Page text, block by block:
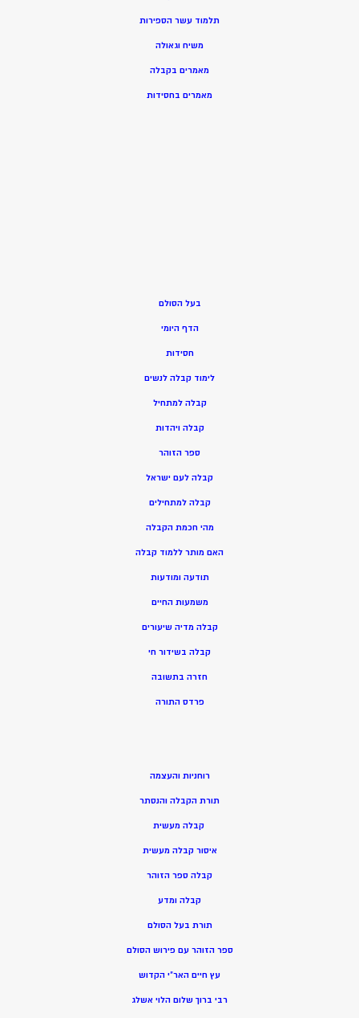
תלמוד עשר הספירות
משיח וגאולה
מאמרים בקבלה
מאמרים בחסידות
בעל הסולם
הדף היומי
חסידות
לימוד קבלה לנשים
קבלה למתחיל
קבלה ויהדות
ספר הזוהר
קבלה לעם ישראל
קבלה למתחילים
מהי חכמת הקבלה
האם מותר ללמוד קבלה
תודעה ומודעות
משמעות החיים
קבלה מדיה שיעורים
קבלה בשידור חי
חזרה בתשובה
פרדס התורה
רוחניות והעצמה
תורת הקבלה והנסתר
קבלה מעשית
איסור קבלה מעשית
קבלה ספר הזוהר
קבלה ומדע
תורת בעל הסולם
ספר הזוהר עם פירוש הסולם
עץ חיים האר”י הקדוש
רבי ברוך שלום הלוי אשלג